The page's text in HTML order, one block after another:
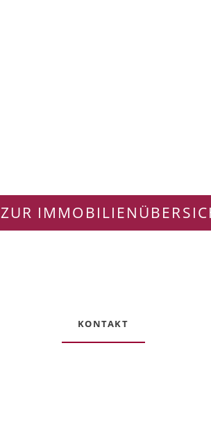
ZUR
KONTAKT